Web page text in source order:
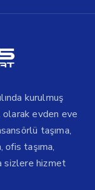
kurulmuş
evden eve
taşıma,
ofis taşıma,
sizlere hizmet